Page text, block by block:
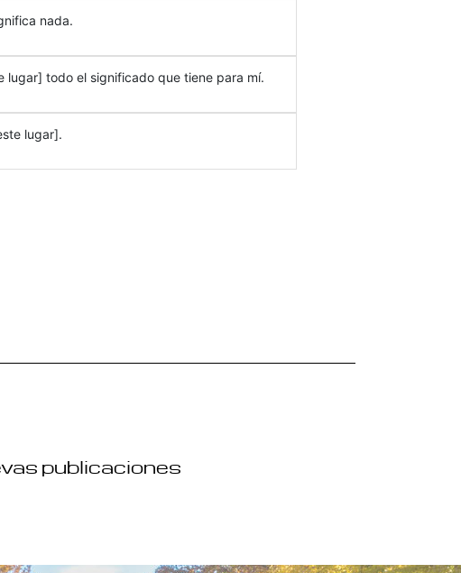
nada.
lugar] todo el significado que tiene para mí.
lugar].
publicaciones